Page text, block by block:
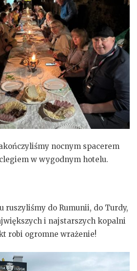
nocnym spacerem
w wygodnym hotelu.
ruszyliśmy do Rumunii, do Turdy,
i najstarszych kopalni
robi ogromne wrażenie!